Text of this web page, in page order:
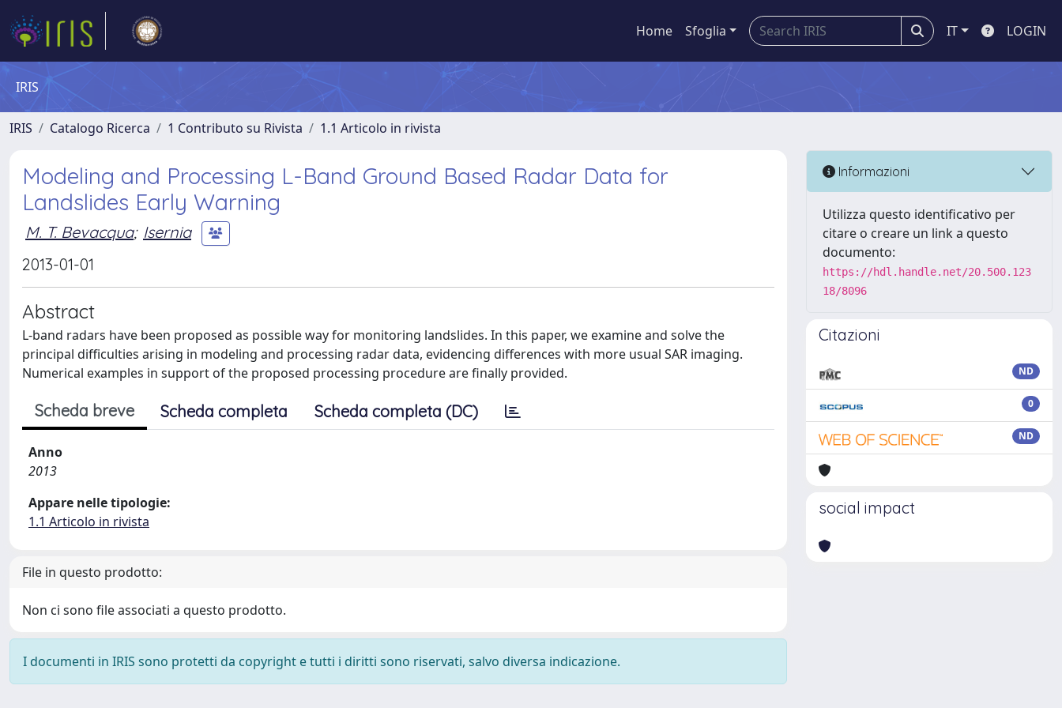
Home Sfoglia IT LOGIN
IRIS
IRIS Catalogo Ricerca 1 Contributo su Rivista 1.1 Articolo in rivista
Modeling and Processing L-Band Ground Based Radar Data for
Landslides Early Warning
M. T. Bevacqua; Isernia
2013-01-01
Abstract
L-band radars have been proposed as possible way for monitoring landslides. In this paper, we examine and solve the
principal difficulties arising in modeling and processing radar data, evidencing differences with more usual SAR imaging.
Numerical examples in support of the proposed processing procedure are finally provided.
Scheda breve Scheda completa Scheda completa (DC)
Anno
2013
Appare nelle tipologie:
1.1 Articolo in rivista
File in questo prodotto:
Non ci sono file associati a questo prodotto.
I documenti in IRIS sono protetti da copyright e tutti i diritti sono riservati, salvo diversa indicazione.
Informazioni
Utilizza questo identificativo per
citare o creare un link a questo
documento:
https://hdl.handle.net/20.500.123
18/8096
Citazioni
ND
0
ND
social impact